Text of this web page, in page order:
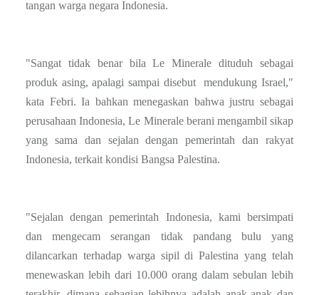
tangan warga negara Indonesia.
"Sangat tidak benar bila Le Minerale dituduh sebagai
produk asing, apalagi sampai disebut mendukung Israel,"
kata Febri. Ia bahkan menegaskan bahwa justru sebagai
perusahaan Indonesia, Le Minerale berani mengambil sikap
yang sama dan sejalan dengan pemerintah dan rakyat
Indonesia, terkait kondisi Bangsa Palestina.
"Sejalan dengan pemerintah Indonesia, kami bersimpati
dan mengecam serangan tidak pandang bulu yang
dilancarkan terhadap warga sipil di Palestina yang telah
menewaskan lebih dari 10.000 orang dalam sebulan lebih